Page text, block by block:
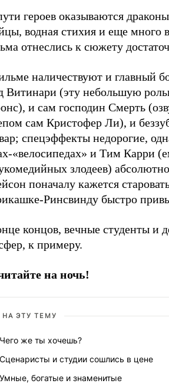
героев оказываются
водная стихия и еще много
отнеслись к сюжету
наличествуют и главный
Витинари (эту небольшую
и сам господин Смерть
сам Кристофер Ли), и
спецэффекты недорогие,
«велосипедах» и Тим Карри
злодеев)
поначалу кажется
Ринсвинду быстро
концов, вечные студенты
к примеру.
на ночь!
НА ЭТУ ТЕМУ
Чего же ты хочешь?
Сценаристы и студии сошлись в цене
Умные, богатые и знаменитые